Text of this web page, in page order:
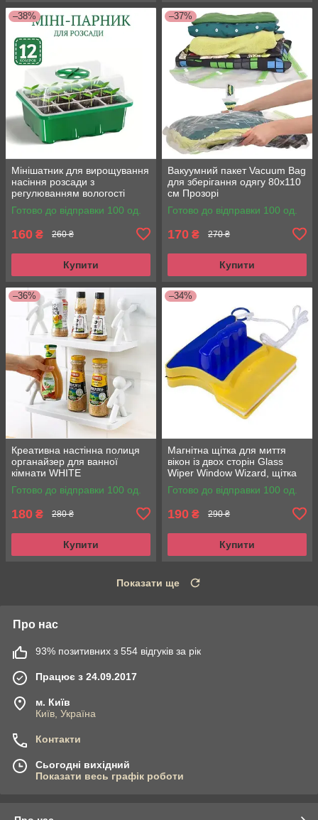
–38%
Мінішатник для вирощування
насіння розсади з
регулюванням вологості
Готово до відправки 100 од.
160 ₴ 260 ₴
Купити
–37%
Вакуумний пакет Vacuum Bag
для зберігання одягу 80x110
см Прозорі
Готово до відправки 100 од.
170 ₴ 270 ₴
Купити
–36%
Креативна настінна полиця
органайзер для ванної
кімнати WHITE
Готово до відправки 100 од.
180 ₴ 280 ₴
Купити
–34%
Магнітна щітка для миття
вікон із двох сторін Glass
Wiper Window Wizard, щітка
для вікон, миття вікон
Готово до відправки 100 од.
190 ₴ 290 ₴
Купити
Показати ще
Про нас
93% позитивних з 554 відгуків за рік
Працює з 24.09.2017
м. Київ
Київ, Україна
Контакти
Сьогодні вихідний
Показати весь графік роботи